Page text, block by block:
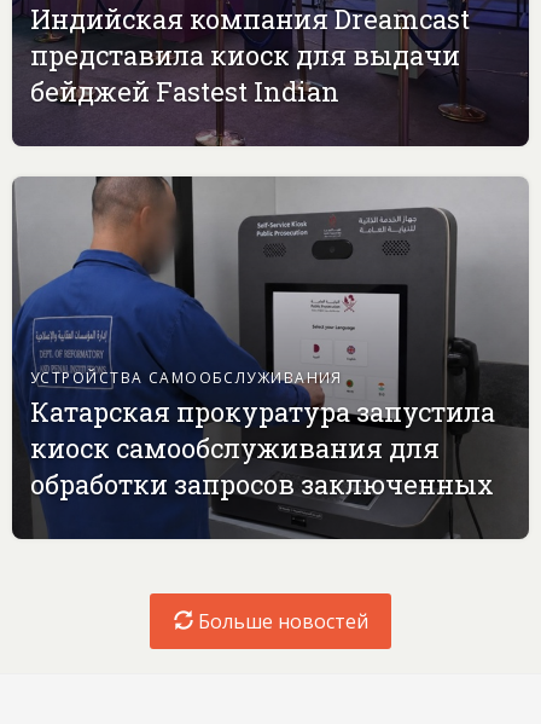
Индийская компания Dreamcast
представила киоск для выдачи
бейджей Fastest Indian
УСТРОЙСТВА САМООБСЛУЖИВАНИЯ
Катарская прокуратура запустила
киоск самообслуживания для
обработки запросов заключенных
Больше новостей